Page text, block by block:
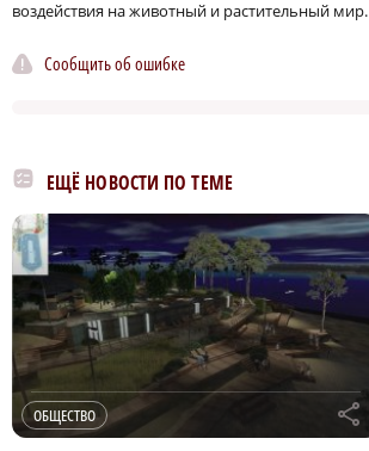
воздействия на животный и растительный мир.
Сообщить об ошибке
ЕЩЁ НОВОСТИ ПО ТЕМЕ
ОБЩЕСТВО r